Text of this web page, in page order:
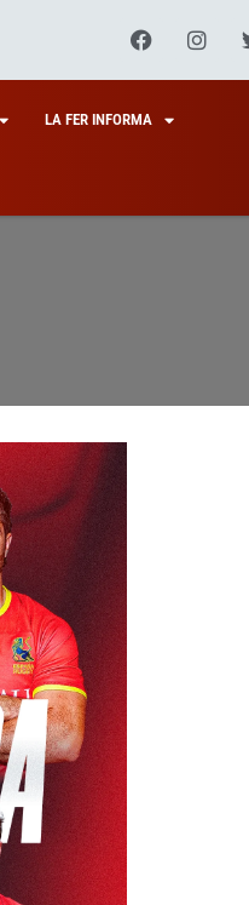
LA FER INFORMA